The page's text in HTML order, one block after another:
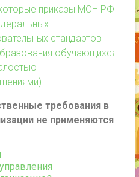
приказы МОН РФ
стандартов
обучающихся
требования в
не применяются